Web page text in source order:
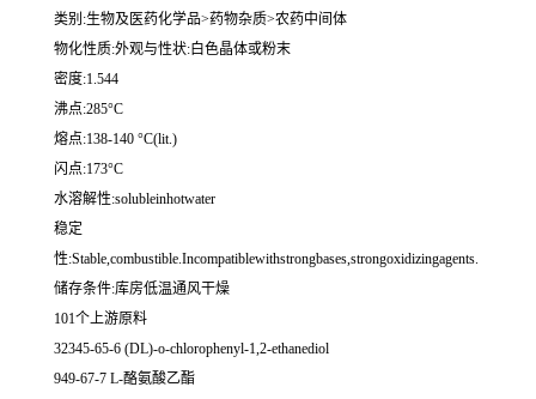
类别:生物及医药化学品>药物杂质>农药中间体
物化性质:外观与性状:白色晶体或粉末
密度:1.544
沸点:285°C
熔点:138-140 °C(lit.)
闪点:173°C
水溶解性:solubleinhotwater
稳定
性:Stable,combustible.Incompatiblewithstrongbases,strongoxidizingagents.
储存条件:库房低温通风干燥
101个上游原料
32345-65-6 (DL)-o-chlorophenyl-1,2-ethanediol
949-67-7 L-酪氨酸乙酯